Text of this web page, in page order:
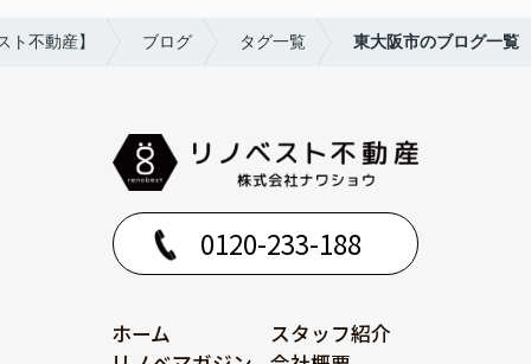
不動産】 ブログ タグ一覧 東大阪市のブログ一覧
0120-233-188
ホーム
スタッフ紹介